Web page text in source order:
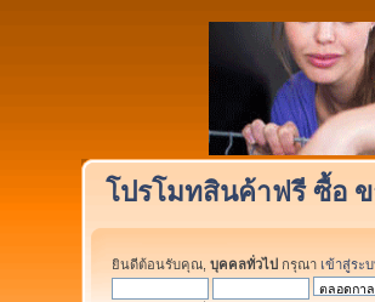
โปรโมทสินค้าฟรี ซื้อ ข
ยินดีต้อนรับคุณ,บุคคลทั่วไป กรุณา เข้าสู่ระ